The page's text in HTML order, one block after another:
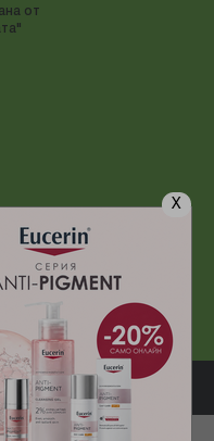
X
от
права запазени